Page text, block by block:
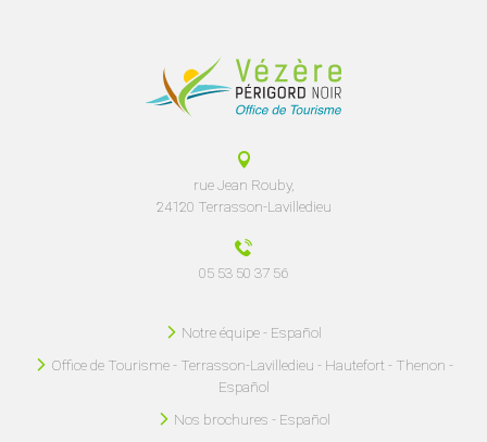
rue Jean Rouby,
24120 Terrasson-Lavilledieu
05 53 50 37 56
Notre équipe - Español
Office de Tourisme - Terrasson-Lavilledieu - Hautefort - Thenon -
Español
Nos brochures - Español